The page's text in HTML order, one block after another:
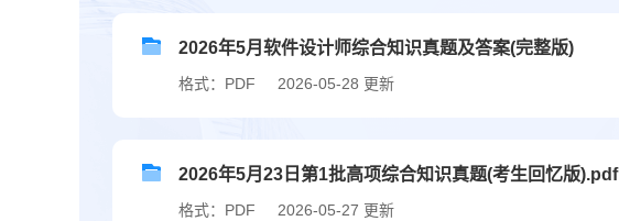
2026年5月软件设计师综合知识真题及答案(完整版)
格式：PDF 2026-05-28 更新
2026年5月23日第1批高项综合知识真题(考生回忆版).pdf
格式：PDF 2026-05-27 更新